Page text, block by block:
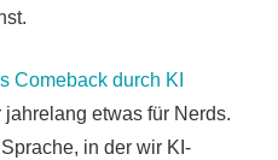
Comeback durch KI
jahrelang etwas für Nerds.
in der wir KI-